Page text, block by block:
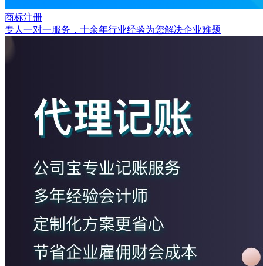
商标注册
专人一对一服务，十余年行业经验为您解决企业难题